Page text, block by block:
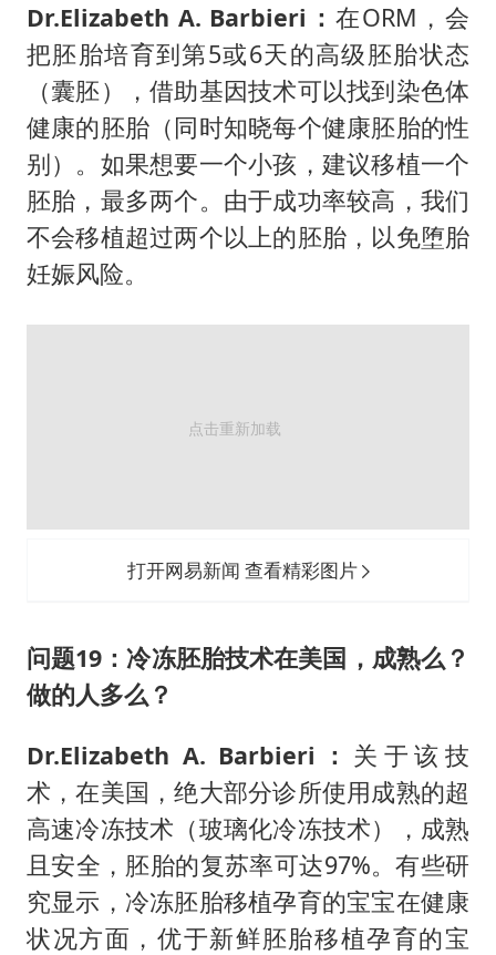
Dr.Elizabeth A. Barbieri： 在ORM，会
把胚胎培育到第5或6天的高级胚胎状态
（囊胚），借助基因技术可以找到染色体
健康的胚胎（同时知晓每个健康胚胎的性
别）。如果想要一个小孩，建议移植一个
胚胎，最多两个。由于成功率较高，我们
不会移植超过两个以上的胚胎，以免堕胎
妊娠风险。
打开网易新闻 查看精彩图片
问题19：冷冻胚胎技术在美国，成熟么？
做的人多么？
Dr.Elizabeth A. Barbieri： 关于该技
术，在美国，绝大部分诊所使用成熟的超
高速冷冻技术（玻璃化冷冻技术），成熟
且安全，胚胎的复苏率可达97%。有些研
究显示，冷冻胚胎移植孕育的宝宝在健康
状况方面，优于新鲜胚胎移植孕育的宝